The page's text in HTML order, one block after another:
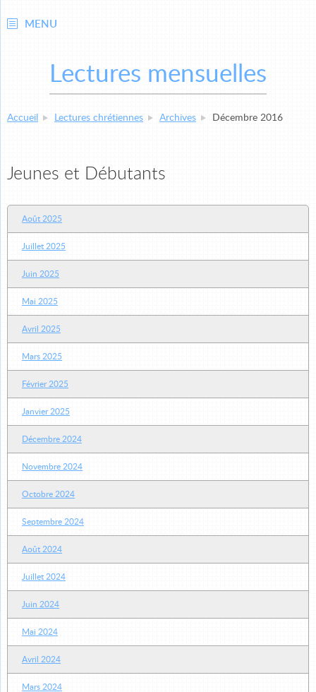
MENU
Lectures mensuelles
Accueil Lectures chrétiennes Archives Décembre 2016
Jeunes et Débutants
Août 2025
Juillet 2025
Juin 2025
Mai 2025
Avril 2025
Mars 2025
Février 2025
Janvier 2025
Décembre 2024
Novembre 2024
Octobre 2024
Septembre 2024
Août 2024
Juillet 2024
Juin 2024
Mai 2024
Avril 2024
Mars 2024